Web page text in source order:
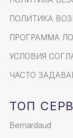
ПОЛИТИКА
ПРОГРАММА
УСЛОВИЯ
ЧАСТО
ТОП
Bernardaud